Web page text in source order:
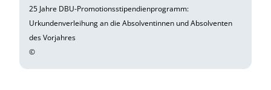
25 Jahre DBU-Promotionsstipendienprogramm:
Urkundenverleihung an die Absolventinnen und Absolventen
des Vorjahres
©